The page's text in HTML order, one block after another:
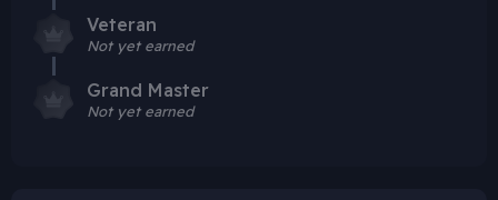
Veteran
Not yet earned
Grand Master
Not yet earned